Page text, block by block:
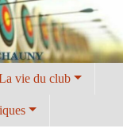
vie du club